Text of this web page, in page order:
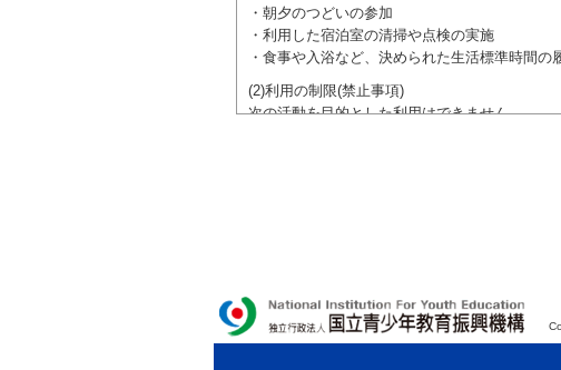
・朝夕のつどいの参加
・利用した宿泊室の清掃や点検の実施
・食事や入浴など、決められた生活標準時間
(2)利用の制限(禁止事項)
次の活動を目的とした利用はできません。
●特定の政党を支持、またはこれに反対するた
●特定の宗教を支持、またはこれに反対するた
域での勧誘活動を行ったり、自らの団体の活動
ご利用に際しては、本約款や定められた決ま